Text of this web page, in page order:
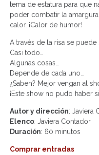
tema de estatura para que
poder combatir la
calor. ¡Calor de humor!
A través de la risa se puede
Casi todo…
Algunas cosas…
Depende de cada uno…
¿Saben? Mejor vengan al
¡Este show no pudo haber
Autor y dirección: Javiera
Elenco: Javiera Contador
Duración: 60 minutos
Comprar entradas